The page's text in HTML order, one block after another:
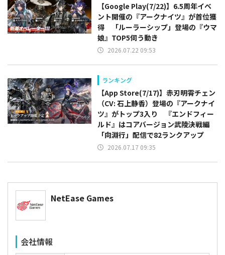
【Google Play(7/22)】6.5周年イベ
ント開催の『アークナイツ』が首位獲
得 「ルーラーシップ」登場の『ウマ
娘』TOP5伺う動き
2026.07.22 09:53
ランキング
【App Store(7/17)】赤刃明霄チェン
（CV: 石上静香）登場の『アークナイ
ツ』がトップ3入り 『エンドフィー
ルド』はコアバージョン武陵決戦編
「向淵行」配信で82ランクアップ
2026.07.17 09:35
NetEase Games
会社情報